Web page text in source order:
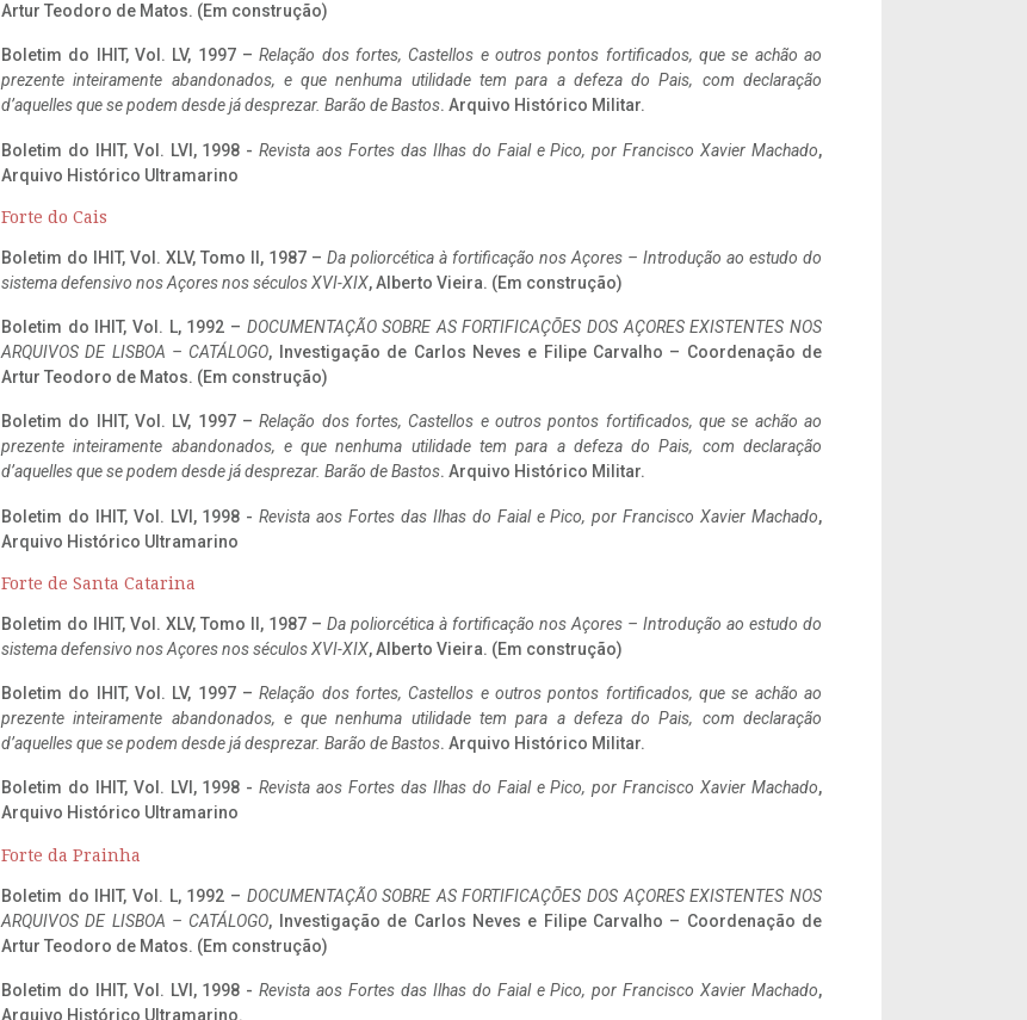
Artur Teodoro de Matos. (Em construção)
Boletim do IHIT, Vol. LV, 1997 –Relação dos fortes, Castellos e outros pontos fortificados, que se achão ao
prezente inteiramente abandonados, e que nenhuma utilidade tem para a defeza do Pais, com declaração
d’aquelles que se podem desde já desprezar. Barão de Bastos. Arquivo Histórico Militar.
Boletim do IHIT, Vol. LVI, 1998 -Revista aos Fortes das Ilhas do Faial e Pico, por Francisco Xavier Machado,
Arquivo Histórico Ultramarino
Forte do Cais
Boletim do IHIT, Vol. XLV, Tomo II, 1987 – Da poliorcética à fortificação nos Açores – Introdução ao estudo do
sistema defensivo nos Açores nos séculos XVI-XIX, Alberto Vieira. (Em construção)
Boletim do IHIT, Vol. L, 1992 – DOCUMENTAÇÃO SOBRE AS FORTIFICAÇÕES DOS AÇORES EXISTENTES NOS
ARQUIVOS DE LISBOA – CATÁLOGO, Investigação de Carlos Neves e Filipe Carvalho – Coordenação de
Artur Teodoro de Matos. (Em construção)
Boletim do IHIT, Vol. LV, 1997 –Relação dos fortes, Castellos e outros pontos fortificados, que se achão ao
prezente inteiramente abandonados, e que nenhuma utilidade tem para a defeza do Pais, com declaração
d’aquelles que se podem desde já desprezar. Barão de Bastos. Arquivo Histórico Militar.
Boletim do IHIT, Vol. LVI, 1998 -Revista aos Fortes das Ilhas do Faial e Pico, por Francisco Xavier Machado,
Arquivo Histórico Ultramarino
Forte de Santa Catarina
Boletim do IHIT, Vol. XLV, Tomo II, 1987 – Da poliorcética à fortificação nos Açores – Introdução ao estudo do
sistema defensivo nos Açores nos séculos XVI-XIX, Alberto Vieira. (Em construção)
Boletim do IHIT, Vol. LV, 1997 –Relação dos fortes, Castellos e outros pontos fortificados, que se achão ao
prezente inteiramente abandonados, e que nenhuma utilidade tem para a defeza do Pais, com declaração
d’aquelles que se podem desde já desprezar. Barão de Bastos. Arquivo Histórico Militar.
Boletim do IHIT, Vol. LVI, 1998 -Revista aos Fortes das Ilhas do Faial e Pico, por Francisco Xavier Machado,
Arquivo Histórico Ultramarino
Forte da Prainha
Boletim do IHIT, Vol. L, 1992 – DOCUMENTAÇÃO SOBRE AS FORTIFICAÇÕES DOS AÇORES EXISTENTES NOS
ARQUIVOS DE LISBOA – CATÁLOGO, Investigação de Carlos Neves e Filipe Carvalho – Coordenação de
Artur Teodoro de Matos. (Em construção)
Boletim do IHIT, Vol. LVI, 1998 -Revista aos Fortes das Ilhas do Faial e Pico, por Francisco Xavier Machado,
Arquivo Histórico Ultramarino.